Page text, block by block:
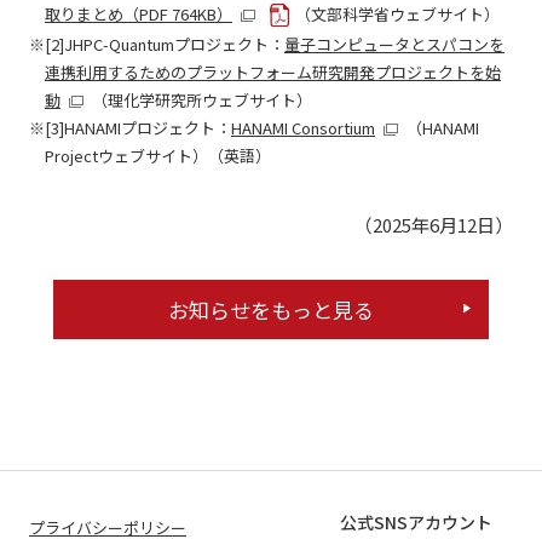
取りまとめ（PDF 764KB）
（文部科学省ウェブサイト）
[2]JHPC-Quantumプロジェクト： 量子コンピュータとスパコンを
連携利用するためのプラットフォーム研究開発プロジェクトを始
動
（理化学研究所ウェブサイト）
[3]HANAMIプロジェクト： HANAMI Consortium
（HANAMI
Projectウェブサイト）（英語）
（2025年6月12日）
お知らせをもっと見る
プライバシーポリシー 公式SNSアカウント